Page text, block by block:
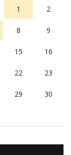
1
2
8 9
15 16
22 23
29 30